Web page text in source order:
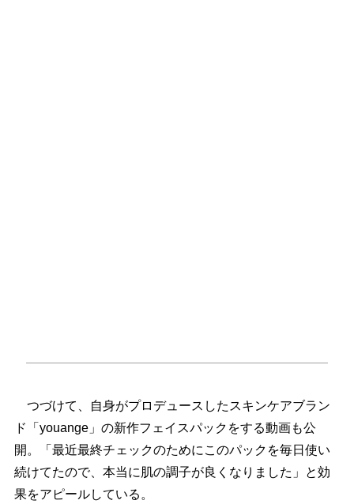
つづけて、自身がプロデュースしたスキンケアブラン
ド「youange」の新作フェイスパックをする動画も公
開。「最近最終チェックのためにこのパックを毎日使い
続けてたので、本当に肌の調子が良くなりました」と効
果をアピールしている。